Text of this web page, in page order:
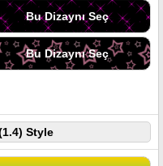
Bu Dizaynı Seç
Bu Dizaynı Seç
Style